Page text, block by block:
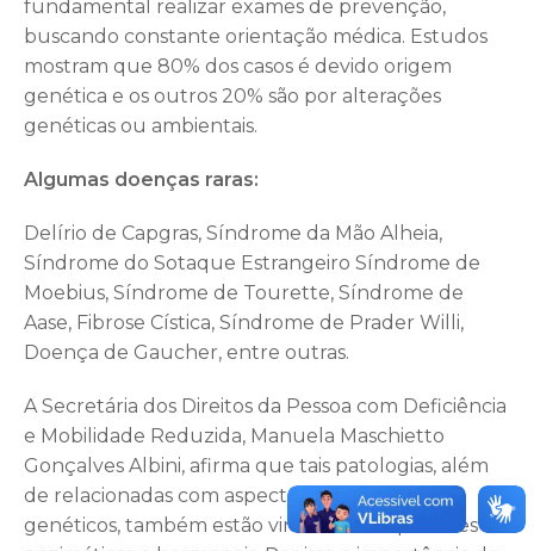
fundamental realizar exames de prevenção,
buscando constante orientação médica. Estudos
mostram que 80% dos casos é devido origem
genética e os outros 20% são por alterações
genéticas ou ambientais.
Algumas doenças raras:
Delírio de Capgras, Síndrome da Mão Alheia,
Síndrome do Sotaque Estrangeiro Síndrome de
Moebius, Síndrome de Tourette, Síndrome de
Aase, Fibrose Cística, Síndrome de Prader Willi,
Doença de Gaucher, entre outras.
A Secretária dos Direitos da Pessoa com Deficiência
e Mobilidade Reduzida, Manuela Maschietto
Gonçalves Albini, afirma que tais patologias, além
de relacionadas com aspectos neurológicos e
genéticos, também estão vinculadas à questões